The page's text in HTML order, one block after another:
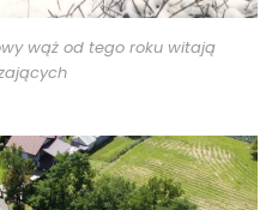
wąż od tego roku witają